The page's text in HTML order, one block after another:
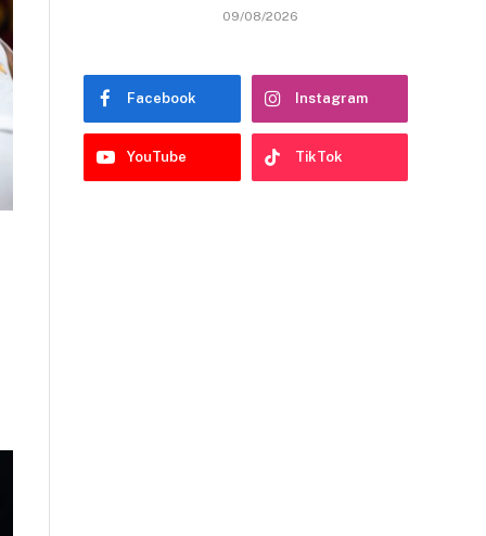
09/08/2026
Facebook Instagram
YouTube TikTok